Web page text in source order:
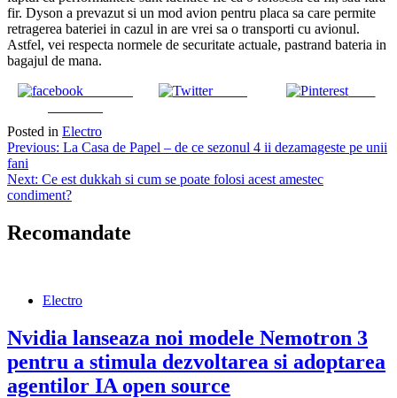
fir. Dyson a prevazut si un mod avion pentru placa sa care permite
retragerea bateriei in cazul in are vrei sa o transporti cu avionul.
Astfel, vei respecta normele de securitate actuale, pastrand bateria in
bagajul de mana.
Tweet Save
Posted in Electro
Navigare
în
articole
Previous: La Casa de Papel – de ce sezonul 4 ii dezamageste pe unii
fani
Next: Ce est dukkah si cum se poate folosi acest amestec
condiment?
Recomandate
Electro
Nvidia lanseaza noi modele Nemotron 3
pentru a stimula dezvoltarea si adoptarea
agentilor IA open source